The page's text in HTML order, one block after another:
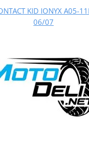
KID IONYX A05-
06/07